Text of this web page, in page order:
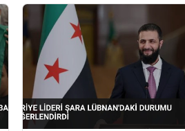
Caydırıcılığı Yok Dedi